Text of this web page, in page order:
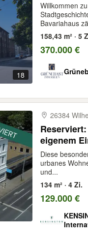
18
Willkommen
Bavariahaus
158,43 m² · 5
370.000 €
26384
eigenem
Lage
Diese
urbanes
und...
134 m² · 4 Zi.
129.000 €